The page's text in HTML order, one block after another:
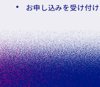
お申し込みを受け付